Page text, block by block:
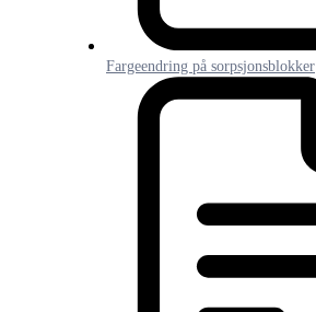
Fargeendring på sorpsjonsblokker